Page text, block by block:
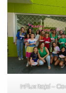
inFlux Itajaí –
já